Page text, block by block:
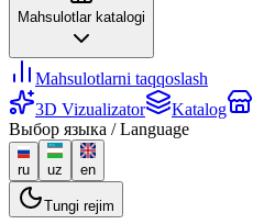
Mahsulotlar katalogi
Mahsulotlarni taqqoslash
3D Vizualizator
Katalog
Выбор языка / Language
ru uz en
Tungi rejim